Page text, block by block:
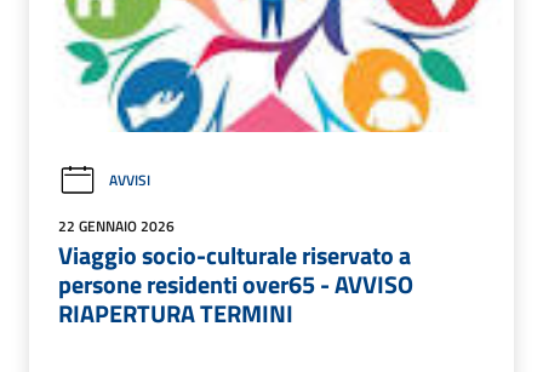
AVVISI
22 GENNAIO 2026
Viaggio socio-culturale riservato a
persone residenti over65 - AVVISO
RIAPERTURA TERMINI